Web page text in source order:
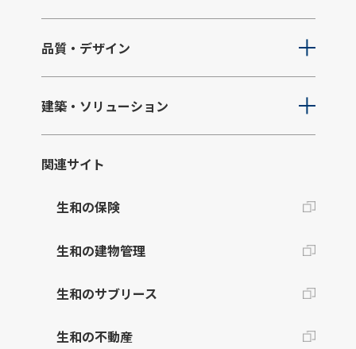
品質・デザイン
建築・ソリューション
関連サイト
生和の保険
生和の建物管理
生和のサブリース
生和の不動産